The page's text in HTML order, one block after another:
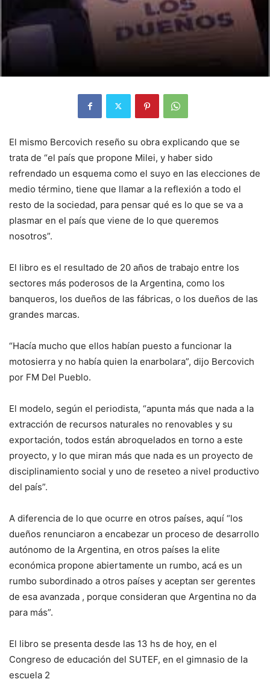
El mismo Bercovich reseño su obra explicando que se
trata de “el país que propone Milei, y haber sido
refrendado un esquema como el suyo en las elecciones de
medio término, tiene que llamar a la reflexión a todo el
resto de la sociedad, para pensar qué es lo que se va a
plasmar en el país que viene de lo que queremos
nosotros”.
El libro es el resultado de 20 años de trabajo entre los
sectores más poderosos de la Argentina, como los
banqueros, los dueños de las fábricas, o los dueños de las
grandes marcas.
“Hacía mucho que ellos habían puesto a funcionar la
motosierra y no había quien la enarbolara”, dijo Bercovich
por FM Del Pueblo.
El modelo, según el periodista, “apunta más que nada a la
extracción de recursos naturales no renovables y su
exportación, todos están abroquelados en torno a este
proyecto, y lo que miran más que nada es un proyecto de
disciplinamiento social y uno de reseteo a nivel productivo
del país”.
A diferencia de lo que ocurre en otros países, aquí “los
dueños renunciaron a encabezar un proceso de desarrollo
autónomo de la Argentina, en otros países la elite
económica propone abiertamente un rumbo, acá es un
rumbo subordinado a otros países y aceptan ser gerentes
de esa avanzada , porque consideran que Argentina no da
para más”.
El libro se presenta desde las 13 hs de hoy, en el
Congreso de educación del SUTEF, en el gimnasio de la
escuela 2